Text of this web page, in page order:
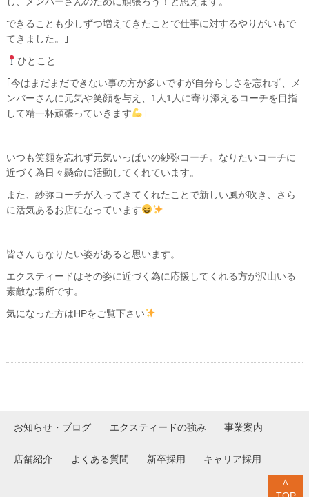
できることも少しずつ増えてきたことで仕事に対するやりがいもで
てきました。｣
ひとこと
｢今はまだまだできない事の方が多いですが自分らしさを忘れず、メ
ンバーさんに元気や笑顔を与え、1人1人に寄り添えるコーチを目指
して精一杯頑張っていきます
｣
いつも笑顔を忘れず元気いっぱいの紗弥コーチ。なりたいコーチに
近づく為日々懸命に活動してくれています。
また、紗弥コーチが入ってきてくれたことで新しい風が吹き、さら
に活気あるお店になっています
皆さんもなりたい姿があると思います。
エクスティードはその姿に近づく為に応援してくれる方が沢山いる
素敵な場所です。
気になった方はHPをご覧下さい
お知らせ・ブログ エクスティードの強み 事業案内
店舗紹介 よくある質問 新卒採用 キャリア採用
∧